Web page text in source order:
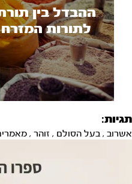
ההבדל בין
לתורות
תגיות:
אשרוב , בעל הסולם , זוהר ,